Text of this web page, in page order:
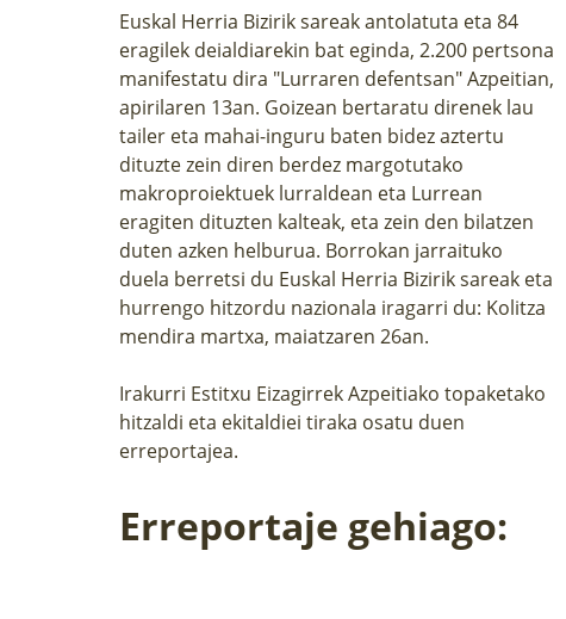
Euskal Herria Bizirik sareak antolatuta eta 84
eragilek deialdiarekin bat eginda, 2.200 pertsona
manifestatu dira "Lurraren defentsan" Azpeitian,
apirilaren 13an. Goizean bertaratu direnek lau
tailer eta mahai-inguru baten bidez aztertu
dituzte zein diren berdez margotutako
makroproiektuek lurraldean eta Lurrean
eragiten dituzten kalteak, eta zein den bilatzen
duten azken helburua. Borrokan jarraituko
duela berretsi du Euskal Herria Bizirik sareak eta
hurrengo hitzordu nazionala iragarri du: Kolitza
mendira martxa, maiatzaren 26an.
Irakurri Estitxu Eizagirrek Azpeitiako topaketako
hitzaldi eta ekitaldiei tiraka osatu duen
erreportajea.
Erreportaje gehiago: